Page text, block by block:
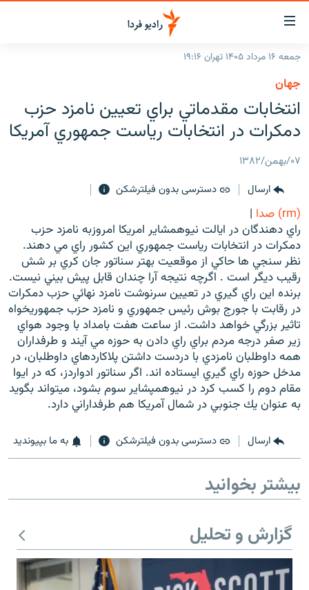
لینک‌های
قابلیت
دسترسی
بازگشت
اصلی
رفتن
صفحه
جستجو
جهان
برنامه‌های رادیویی
فرکانس‌ها
پادکست
چندرسانه‌ای
گزارش‌های تصویری
گزارش‌های ویدئویی
زنان فردا
English
به ما بپیوندید
زبان‌های دیگر
جمعه ۱۶ مرداد ۱۴۰۵ تهران ۱۹:۱۶
جهان
انتخابات مقدماتي براي تعيين نامزد حزب
دمكرات در انتخابات رياست جمهوري آمريكا
۰۷/بهمن/۱۳۸۲
ارسال
دسترسی بدون فیلترشکن
(rm) صدا
|
راي دهندگان در ايالت نيوهمشاير امريکا امروزبه نامزد حزب
دمکرات در انتخابات رياست جمهوري اين کشور راي مي دهند.
نظر سنجي ها حاکي از موقعيت بهتر سناتور جان کري بر شش
رقيب ديگر است . اگرچه نتيجه آرا چندان قابل پيش بيني نيست.
برنده اين راي گيري در تعيين سرنوشت نامزد نهائي حزب دمکرات
در رقابت با جورج بوش رئيس جمهوري و نامزد حزب جمهوريخواه
تاثير بزرگي خواهد داشت. از ساعت هفت بامداد با وجود هواي
زير صفر درجه مردم براي راي دادن به حوزه مي آيند و طرفداران
همه داوطلبان نامزدي با دردست داشتن پلاكاردهاي داوطلبان، در
مدخل حوزه راي گيري ايستاده اند. اگر سناتور ادواردز، كه در ايوا
مقام دوم را كسب كرد در نيوهمپشاير سوم بشود، ميتواند بگويد
به عنوان يك جنوبي در شمال آمريكا هم طرفداراني دارد.
ارسال دسترسی بدون فیلترشکن به ما بپیوندید
بیشتر بخوانید
گزارش و تحلیل